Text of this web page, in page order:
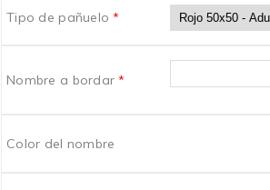
Tipo de pañuelo*
Nombre a bordar*
Color del nombre